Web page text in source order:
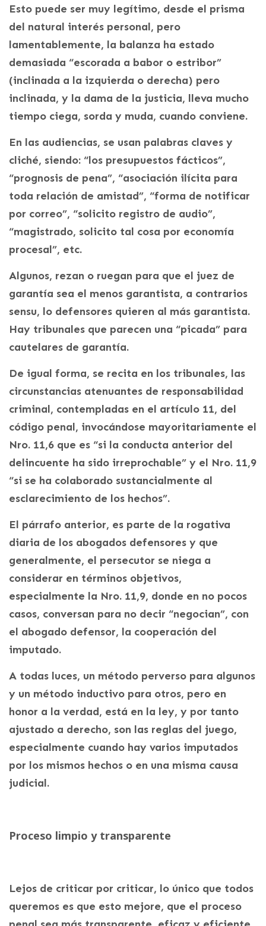
Esto puede ser muy legítimo, desde el prisma
del natural interés personal, pero
lamentablemente, la balanza ha estado
demasiada “escorada a babor o estribor”
(inclinada a la izquierda o derecha) pero
inclinada, y la dama de la justicia, lleva mucho
tiempo ciega, sorda y muda, cuando conviene.
En las audiencias, se usan palabras claves y
cliché, siendo: “los presupuestos fácticos”,
“prognosis de pena”, “asociación ilícita para
toda relación de amistad”, “forma de notificar
por correo”, “solicito registro de audio”,
“magistrado, solicito tal cosa por economía
procesal”, etc.
Algunos, rezan o ruegan para que el juez de
garantía sea el menos garantista, a contrarios
sensu, lo defensores quieren al más garantista.
Hay tribunales que parecen una “picada” para
cautelares de garantía.
De igual forma, se recita en los tribunales, las
circunstancias atenuantes de responsabilidad
criminal, contempladas en el artículo 11, del
código penal, invocándose mayoritariamente el
Nro. 11,6 que es “si la conducta anterior del
delincuente ha sido irreprochable” y el Nro. 11,9
“si se ha colaborado sustancialmente al
esclarecimiento de los hechos”.
El párrafo anterior, es parte de la rogativa
diaria de los abogados defensores y que
generalmente, el persecutor se niega a
considerar en términos objetivos,
especialmente la Nro. 11,9, donde en no pocos
casos, conversan para no decir “negocian”, con
el abogado defensor, la cooperación del
imputado.
A todas luces, un método perverso para algunos
y un método inductivo para otros, pero en
honor a la verdad, está en la ley, y por tanto
ajustado a derecho, son las reglas del juego,
especialmente cuando hay varios imputados
por los mismos hechos o en una misma causa
judicial.
Proceso limpio y transparente
Lejos de criticar por criticar, lo único que todos
queremos es que esto mejore, que el proceso